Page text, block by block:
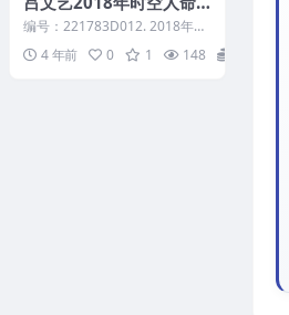
运改造解灾大师班 共21
集
编号：221783D012. 2018年5
月D日 时空人命运改造解灾大师
班 共2...
4 年前 0 1 148